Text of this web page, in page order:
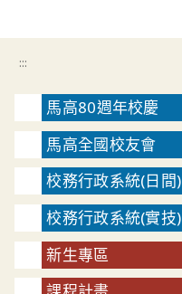
:::
馬高80週年校慶
馬高全國校友會
校務行政系統(日間)
校務行政系統(實技)
新生專區